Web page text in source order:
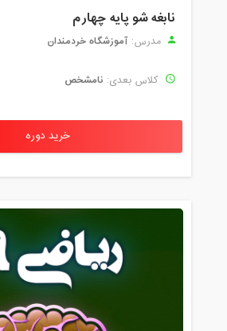
نابغه شو پایه چهارم
مدرس: آموزشگاه خردمندان
کلاس بعدی: نامشخص
خرید دوره